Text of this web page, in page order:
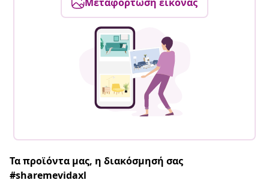
Τα προϊόντα μας, η διακόσμησή σας
#sharemevidaxl